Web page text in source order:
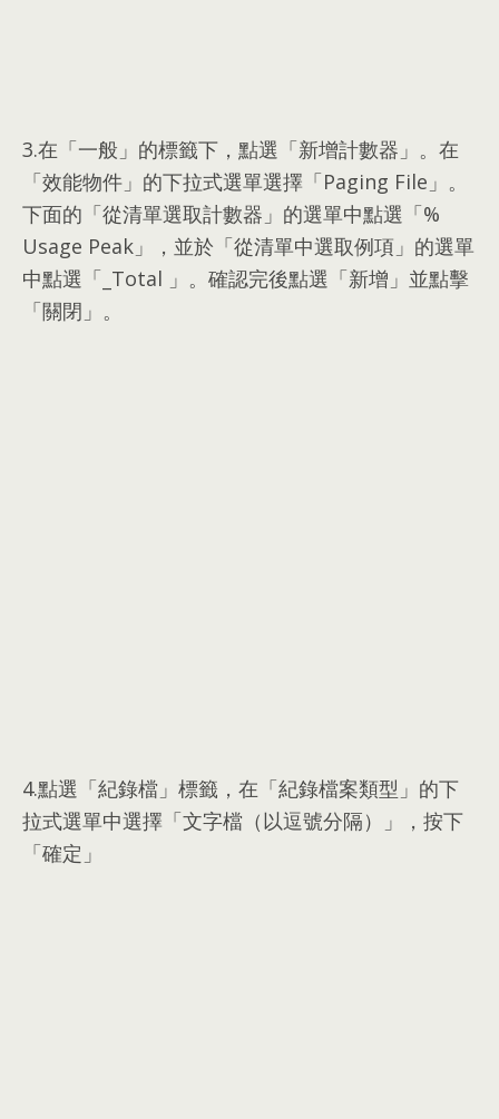
3.在「一般」的標籤下 ， 點選「新增計數器」 。 在
「效能物件」的下拉式選單選擇「Paging File」 。
下面的「從清單選取計數器」的選單中點選「%
Usage Peak」
， 並於「從清單中選取例項」的選單
中點選「_Total 」 。 確認完後點選「新增」並點擊
「關閉」 。
4.點選「紀錄檔」標籤 ， 在「紀錄檔案類型」的下
拉式選單中選擇「文字檔（以逗號分隔）」
， 按下
「確定」